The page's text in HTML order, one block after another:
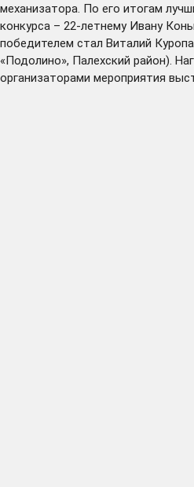
механизатора. По его итогам
конкурса – 22-летнему Ивану
победителем стал Виталий
«Подолино», Палехский район).
организаторами мероприятия